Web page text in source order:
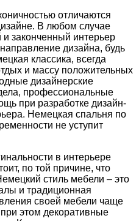
отличаются
В любом случае
законченный интерьер
дизайна, будь
классика, всегда
и массу положительных
дизайнерские
профессиональные
при разработке дизайн-
Немецкая спальня по
не уступит
в интерьере
по той причине, что
стиль мебели – это
и традиционная
своей мебели чаще
этом декоративные